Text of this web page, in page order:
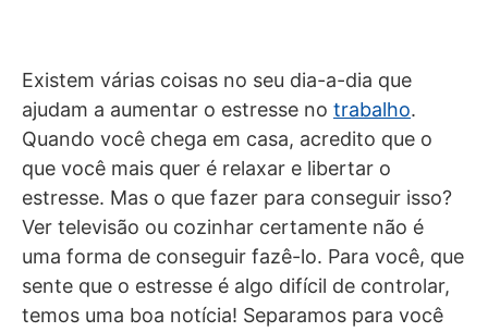
Existem várias coisas no seu dia-a-dia que
ajudam a aumentar o estresse no trabalho.
Quando você chega em casa, acredito que o
que você mais quer é relaxar e libertar o
estresse. Mas o que fazer para conseguir isso?
Ver televisão ou cozinhar certamente não é
uma forma de conseguir fazê-lo. Para você, que
sente que o estresse é algo difícil de controlar,
temos uma boa notícia! Separamos para você